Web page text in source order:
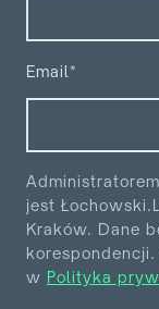
Email*
jest
Kraków. Dane
w Polityka